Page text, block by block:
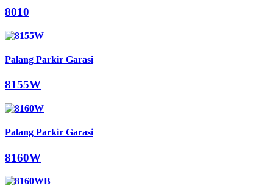
8010
Palang Parkir Garasi
8155W
Palang Parkir Garasi
8160W